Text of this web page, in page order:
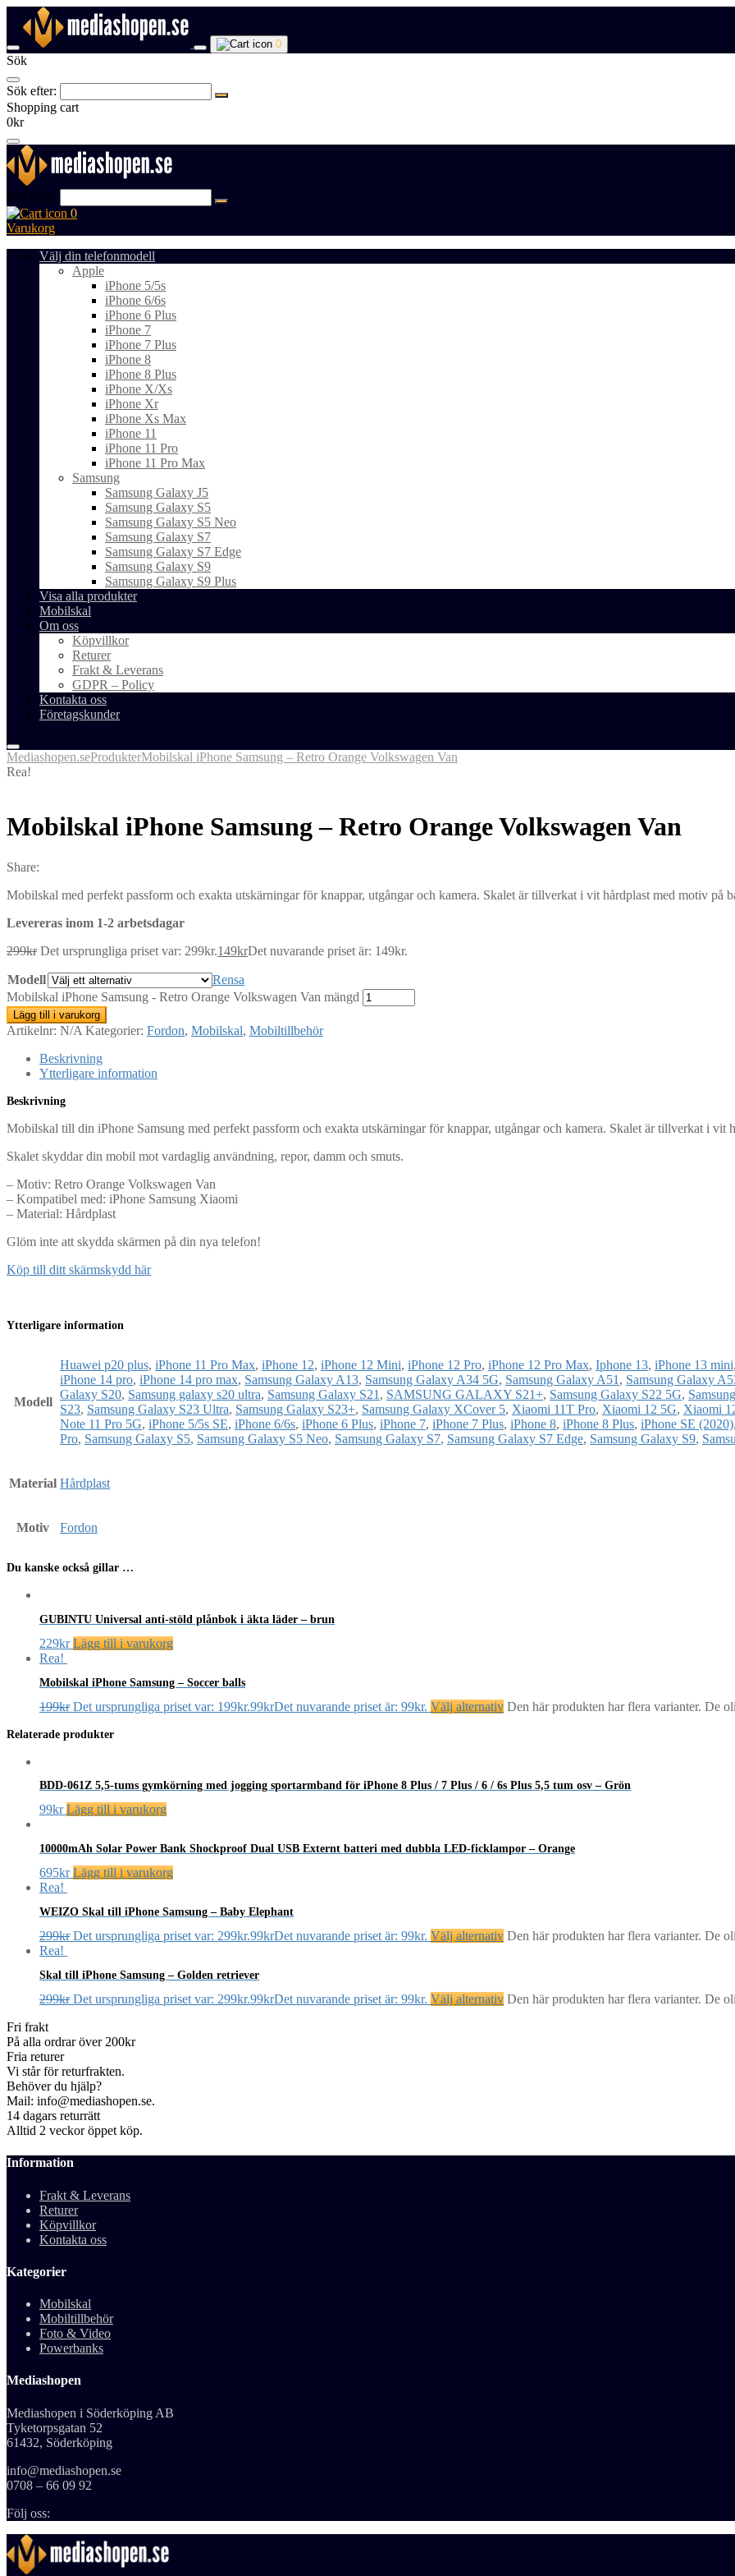
0
Sök
Sök efter:
Shopping cart
0kr
Sök efter:
0
Varukorg
Välj din telefonmodell
Apple
iPhone 5/5s
iPhone 6/6s
iPhone 6 Plus
iPhone 7
iPhone 7 Plus
iPhone 8
iPhone 8 Plus
iPhone X/Xs
iPhone Xr
iPhone Xs Max
iPhone 11
iPhone 11 Pro
iPhone 11 Pro Max
Samsung
Samsung Galaxy J5
Samsung Galaxy S5
Samsung Galaxy S5 Neo
Samsung Galaxy S7
Samsung Galaxy S7 Edge
Samsung Galaxy S9
Samsung Galaxy S9 Plus
Visa alla produkter
Mobilskal
Om oss
Köpvillkor
Returer
Frakt & Leverans
GDPR – Policy
Kontakta oss
Företagskunder
Mediashopen.seProdukterMobilskal iPhone Samsung – Retro Orange Volkswagen Van
Rea!
Mobilskal iPhone Samsung – Retro Orange Volkswagen Van
Share:
Mobilskal med perfekt passform och exakta utskärningar för knappar, utgångar och kamera. Skalet är tillverkat i vit hårdplast med motiv på
Levereras inom 1-2 arbetsdagar
299kr Det ursprungliga priset var: 299kr.149krDet nuvarande priset är: 149kr.
Modell
Rensa
Mobilskal iPhone Samsung - Retro Orange Volkswagen Van mängd
Lägg till i varukorg
Artikelnr: N/A Kategorier: Fordon, Mobilskal, Mobiltillbehör
Beskrivning
Ytterligare information
Beskrivning
Mobilskal till din iPhone Samsung med perfekt passform och exakta utskärningar för knappar, utgångar och kamera. Skalet är tillverkat i vit
Skalet skyddar din mobil mot vardaglig användning, repor, damm och smuts.
– Motiv: Retro Orange Volkswagen Van
– Kompatibel med: iPhone Samsung Xiaomi
– Material: Hårdplast
Glöm inte att skydda skärmen på din nya telefon!
Köp till ditt skärmskydd här
Ytterligare information
Modell
Huawei p20 plus, iPhone 11 Pro Max, iPhone 12, iPhone 12 Mini, iPhone 12 Pro, iPhone 12 Pro Max, Iphone 13, iPhone 13 mini,
iPhone 14 pro, iPhone 14 pro max, Samsung Galaxy A13, Samsung Galaxy A34 5G, Samsung Galaxy A51 , Samsung Galaxy
Galaxy S20, Samsung galaxy s20 ultra, Samsung Galaxy S21 , SAMSUNG GALAXY S21+, Samsung Galaxy S22 5G,
S23, Samsung Galaxy S23 Ultra, Samsung Galaxy S23+, Samsung Galaxy XCover 5, Xiaomi 11T Pro, Xiaomi 12 5G, Xiaomi
Note 11 Pro 5G, iPhone 5/5s SE, iPhone 6/6s, iPhone 6 Plus, iPhone 7, iPhone 7 Plus, iPhone 8, iPhone 8 Plus, iPhone SE (2020),
Pro, Samsung Galaxy S5, Samsung Galaxy S5 Neo, Samsung Galaxy S7, Samsung Galaxy S7 Edge, Samsung Galaxy S9,
Material Hårdplast
Motiv Fordon
Du kanske också gillar …
GUBINTU Universal anti-stöld plånbok i äkta läder – brun
229kr Lägg till i varukorg
Rea!
Mobilskal iPhone Samsung – Soccer balls
199kr Det ursprungliga priset var: 199kr.99krDet nuvarande priset är: 99kr. Välj alternativ Den här produkten har flera varianter. De
Relaterade produkter
BDD-061Z 5,5-tums gymkörning med jogging sportarmband för iPhone 8 Plus / 7 Plus / 6 / 6s Plus 5,5 tum osv – Grön
99kr Lägg till i varukorg
10000mAh Solar Power Bank Shockproof Dual USB Externt batteri med dubbla LED-ficklampor – Orange
695kr Lägg till i varukorg
Rea!
WEIZO Skal till iPhone Samsung – Baby Elephant
299kr Det ursprungliga priset var: 299kr.99krDet nuvarande priset är: 99kr. Välj alternativ Den här produkten har flera varianter. De
Rea!
Skal till iPhone Samsung – Golden retriever
299kr Det ursprungliga priset var: 299kr.99krDet nuvarande priset är: 99kr. Välj alternativ Den här produkten har flera varianter. De
Fri frakt
På alla ordrar över 200kr
Fria returer
Vi står för returfrakten.
Behöver du hjälp?
Mail: info@mediashopen.se.
14 dagars returrätt
Alltid 2 veckor öppet köp.
Information
Frakt & Leverans
Returer
Köpvillkor
Kontakta oss
Kategorier
Mobilskal
Mobiltillbehör
Foto & Video
Powerbanks
Mediashopen
Mediashopen i Söderköping AB
Tyketorpsgatan 52
61432, Söderköping
info@mediashopen.se
0708 – 66 09 92
Följ oss: